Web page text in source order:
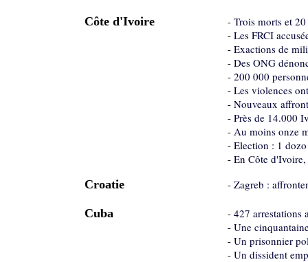
Côte d'Ivoire - Trois morts et
- Les FRCI
- Exactions de
- Des ONG
- 200 000
- Les violences
- Nouveaux
- Près de 14.000
- Au moins onze
- Election : 1
- En Côte
Croatie
- Zagreb :
Cuba - 427 arrestations
- Une
- Un prisonnier
- Un dissident